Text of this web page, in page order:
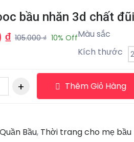
bầu nhăn 3d chất
₫ 105.000 ₫ 10% OffMàu sắc
Kích thước
Thêm Giỏ Hàng
Quần Bầu, Thời trang cho mẹ bầu